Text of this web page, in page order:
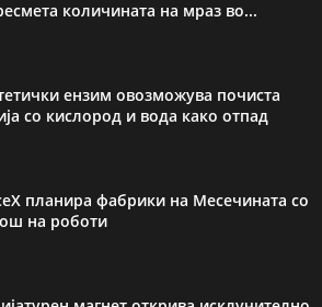
количината на мраз во...
ензим овозможува почиста
со кислород и вода како отпад
планира фабрики на Месечината со
на роботи